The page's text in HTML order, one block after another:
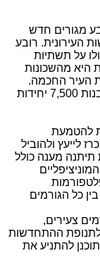
מגורים חדש
העירונית. רובע
על תשתיות
היא מהשכונות
העיר החכמה.
בפרויקט ההולך ונבנה בימים אלה עתידות להיבנות 7,500 יחידות
להטמעת
לייעץ ולהוביל
מענה כולל
כל הגורמים
צעירים,
ההתחדשות
להתניע את